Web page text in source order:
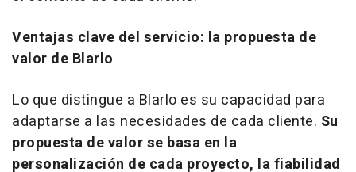
Ventajas clave del servicio: la propuesta de
valor de Blarlo
Lo que distingue a Blarlo es su capacidad para
adaptarse a las necesidades de cada cliente. Su
propuesta de valor se basa en la
personalización de cada proyecto, la fiabilidad